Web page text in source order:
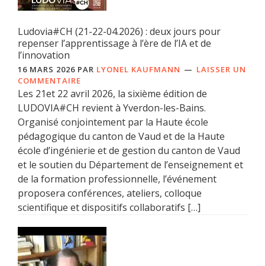
Ludovia#CH (21-22-04.2026) : deux jours pour
repenser l’apprentissage à l’ère de l’IA et de
l’innovation
16 MARS 2026 PAR LYONEL KAUFMANN
LAISSER UN
COMMENTAIRE
Les 21et 22 avril 2026, la sixième édition de
LUDOVIA#CH revient à Yverdon-les-Bains.
Organisé conjointement par la Haute école
pédagogique du canton de Vaud et de la Haute
école d’ingénierie et de gestion du canton de Vaud
et le soutien du Département de l’enseignement et
de la formation professionnelle, l’événement
proposera conférences, ateliers, colloque
scientifique et dispositifs collaboratifs […]